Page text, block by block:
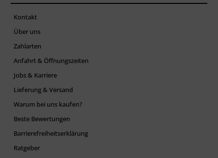
Kontakt
Über uns
Zahlarten
Anfahrt & Öffnungszeiten
Jobs & Karriere
Lieferung & Versand
Warum bei uns kaufen?
Beste Bewertungen
Barrierefreiheitserklärung
Ratgeber